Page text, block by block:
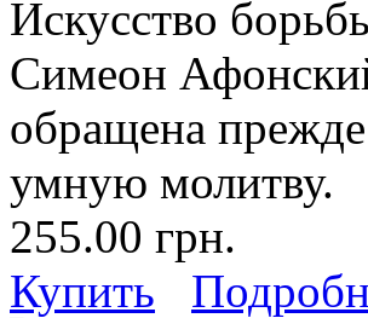
Искусство
Симеон
обращена
умную молитву.
255.00 грн.
Купить